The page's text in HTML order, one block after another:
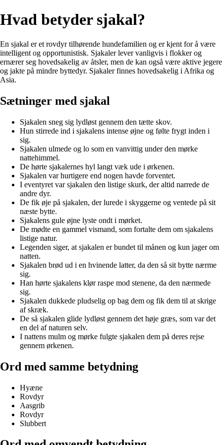
Hvad betyder sjakal?
En sjakal er et rovdyr tilhørende hundefamilien og er kjent for å være
intelligent og opportunistisk. Sjakaler lever vanligvis i flokker og
ernærer seg hovedsakelig av åtsler, men de kan også være aktive jegere
og jakte på mindre byttedyr. Sjakaler finnes hovedsakelig i Afrika og
Asia.
Sætninger med sjakal
Sjakalen sneg sig lydløst gennem den tætte skov.
Hun stirrede ind i sjakalens intense øjne og følte frygt inden i
sig.
Sjakalen ulmede og lo som en vanvittig under den mørke
nattehimmel.
De hørte sjakalernes hyl langt væk ude i ørkenen.
Sjakalen var hurtigere end nogen havde forventet.
I eventyret var sjakalen den listige skurk, der altid narrede de
andre dyr.
De fik øje på sjakalen, der lurede i skyggerne og ventede på sit
næste bytte.
Sjakalens gule øjne lyste ondt i mørket.
De mødte en gammel vismand, som fortalte dem om sjakalens
listige natur.
Legenden siger, at sjakalen er bundet til månen og kun jager om
natten.
Sjakalen brød ud i en hvinende latter, da den så sit bytte nærme
sig.
Han hørte sjakalens klør raspe mod stenene, da den nærmede
sig.
Sjakalen dukkede pludselig op bag dem og fik dem til at skrige
af skræk.
De så sjakalen glide lydløst gennem det høje græs, som var det
en del af naturen selv.
I nattens mulm og mørke fulgte sjakalen dem på deres rejse
gennem ørkenen.
Ord med samme betydning
Hyæne
Rovdyr
Aasgrib
Rovdyr
Slubbert